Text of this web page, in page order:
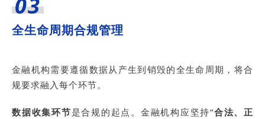
03
全生命周期合规管理
金融机构需要遵循数据从产生到销毁的全生命周期，将合
规要求融入每个环节。
数据收集环节是合规的起点。金融机构应坚持“合法、正